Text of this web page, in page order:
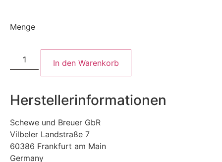
Menge
In den Warenkorb
Herstellerinformationen
Schewe und Breuer GbR
Vilbeler Landstraße 7
60386 Frankfurt am Main
Germany